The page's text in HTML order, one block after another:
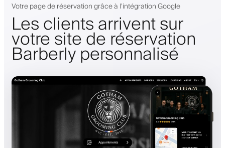
Votre page de réservation grâce à l'intégration Google
Les clients arrivent sur
votre site de réservation
Barberly personnalisé